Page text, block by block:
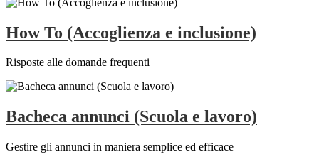
How To (Accoglienza e inclusione)
Risposte alle domande frequenti
Bacheca annunci (Scuola e lavoro)
Gestire gli annunci in maniera semplice ed efficace